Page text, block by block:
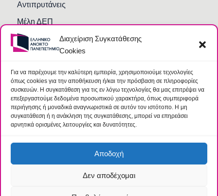
Διαχείριση Συγκατάθεσης
Cookies
Για να παρέχουμε την καλύτερη εμπειρία, χρησιμοποιούμε τεχνολογίες
όπως cookies για την αποθήκευση ή/και την πρόσβαση σε πληροφορίες
συσκευών. Η συγκατάθεση για τις εν λόγω τεχνολογίες θα μας επιτρέψει να
επεξεργαστούμε δεδομένα προσωπικού χαρακτήρα, όπως συμπεριφορά
περιήγησης ή μοναδικά αναγνωριστικά σε αυτόν τον ιστότοπο. Η μη
συγκατάθεση ή η ανάκληση της συγκατάθεσης, μπορεί να επηρεάσει
αρνητικά ορισμένες λειτουργίες και δυνατότητες.
Αποδοχή
Δεν αποδέχομαι
Αντιπρυτάνεις
Μέλη ΔΕΠ
Τμήματα και Υπηρεσίες
Γραμματείες Κοσμητειών Σχολών
Βιβλιοθήκη
Συχνές Ερωτήσεις
© 2026 Ελληνικό Ανοικτό Πανεπιστήμιο |
Προστασίας Δεδομένων